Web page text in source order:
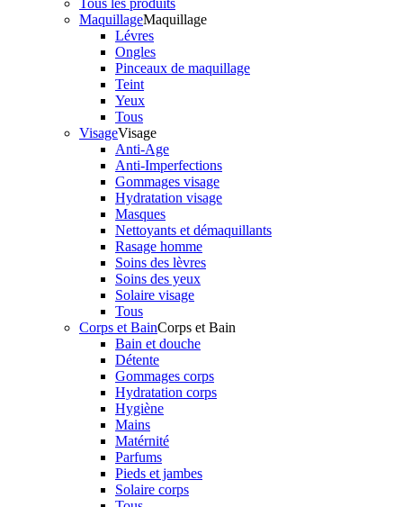
MaquillageMaquillage
Lévres
Ongles
Pinceaux de maquillage
Teint
Yeux
Tous
VisageVisage
Anti-Age
Anti-Imperfections
Gommages visage
Hydratation visage
Masques
Nettoyants et démaquillants
Rasage homme
Soins des lèvres
Soins des yeux
Solaire visage
Tous
Corps et BainCorps et Bain
Bain et douche
Détente
Gommages corps
Hydratation corps
Hygiène
Mains
Matérnité
Parfums
Pieds et jambes
Solaire corps